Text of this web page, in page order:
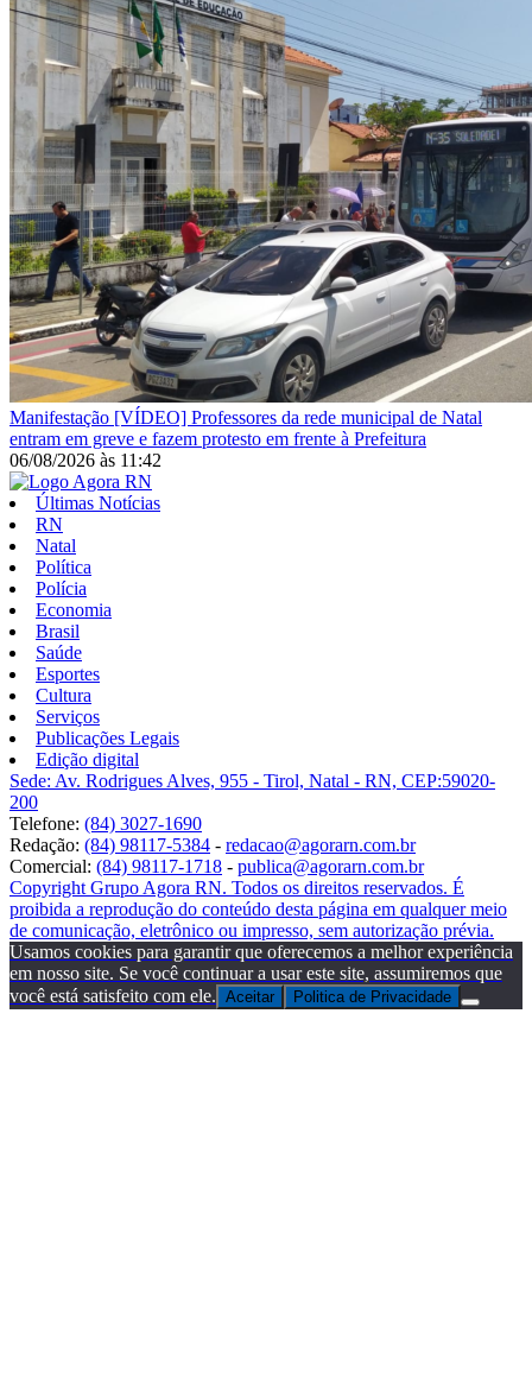
Manifestação [VÍDEO] Professores da rede municipal de Natal
entram em greve e fazem protesto em frente à Prefeitura
06/08/2026 às 11:42
Últimas Notícias
RN
Natal
Política
Polícia
Economia
Brasil
Saúde
Esportes
Cultura
Serviços
Publicações Legais
Edição digital
Sede: Av. Rodrigues Alves, 955 - Tirol, Natal - RN, CEP:59020-
200
Telefone: (84) 3027-1690
Redação: (84) 98117-5384 - redacao@agorarn.com.br
Comercial: (84) 98117-1718 - publica@agorarn.com.br
Copyright Grupo Agora RN. Todos os direitos reservados. É
proibida a reprodução do conteúdo desta página em qualquer meio
de comunicação, eletrônico ou impresso, sem autorização prévia.
Usamos cookies para garantir que oferecemos a melhor experiência
em nosso site. Se você continuar a usar este site, assumiremos que
você está satisfeito com ele. Aceitar Politica de Privacidade